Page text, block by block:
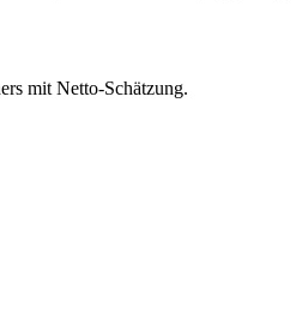
mit Netto-Schätzung.